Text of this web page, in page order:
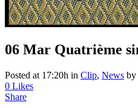
06 Mar Quatrième
Posted at 17:20h in Clip, News by
0 Likes
Share